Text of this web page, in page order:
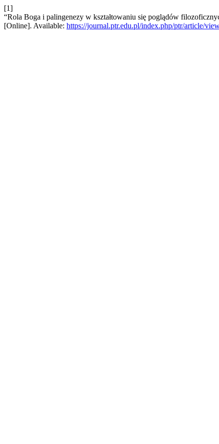
[1]
“Rola Boga i palingenezy w kształtowaniu się poglądów
[Online]. Available: https://journal.ptr.edu.pl/index.php/ptr/article/